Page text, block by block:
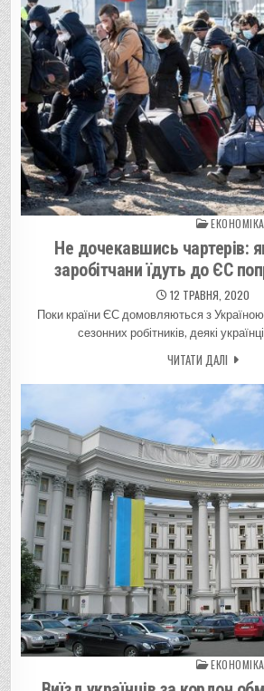
ЕКОНОМІКА
Не дочекавшись чартерів:
заробітчани їдуть до ЄС
12 ТРАВНЯ, 2020
Поки країни ЄС домовляються з
сезонних робітників, деякі
ЧИТАТИ ДАЛІ
ЕКОНОМІКА